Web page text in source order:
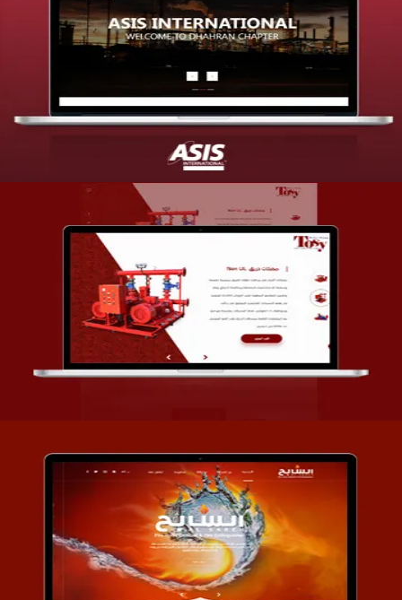
تصميم موقع شركة asis
التفاصيل
تصميم شركة قمة الأنظمة TOSY
التفاصيل
تصميم موقع السابح للصناعات المعدنية
التفاصيل